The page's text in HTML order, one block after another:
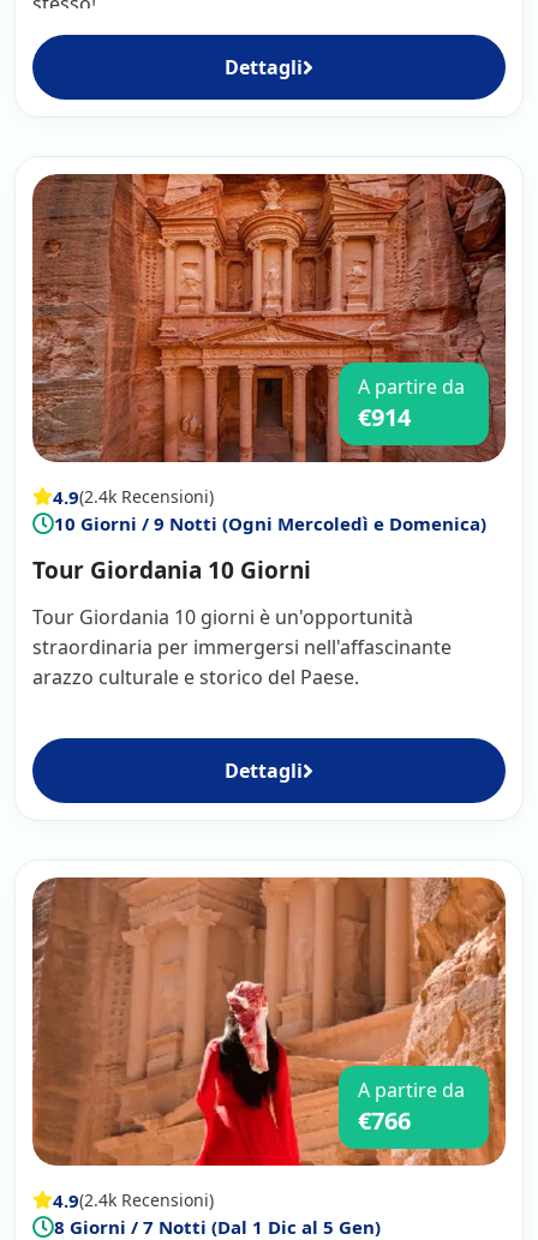
Dettagli
A partire da
€914
4.9(2.4k Recensioni)
10 Giorni / 9 Notti (Ogni Mercoledì e Domenica)
Tour Giordania 10 Giorni
Tour Giordania 10 giorni è un'opportunità
straordinaria per immergersi nell'affascinante
arazzo culturale e storico del Paese.
Dettagli
A partire da
€766
4.9(2.4k Recensioni)
8 Giorni / 7 Notti (Dal 1 Dic al 5 Gen)